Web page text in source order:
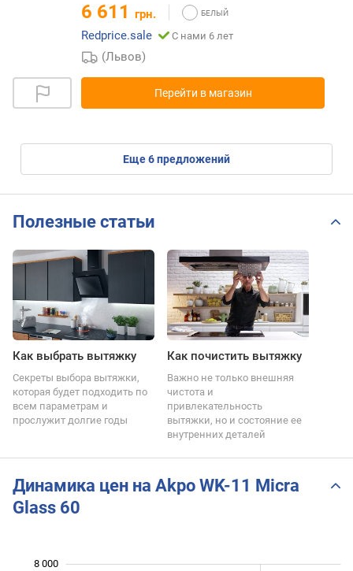
6 611 грн.
Redprice.sale
С нами 6 лет
(Львов)
Перейти в магазин
eще6предложений
Полезные статьи
Как выбрать вытяжку
Секреты выбора вытяжки,
которая будет подходить по
всем параметрам и
прослужит долгие годы
Как почистить вытяжку
Важно не только внешняя
чистота и
привлекательность
вытяжки, но и состояние ее
внутренних деталей
Динамика цен на Akpo WK-11 Micra
Glass 60
8 000